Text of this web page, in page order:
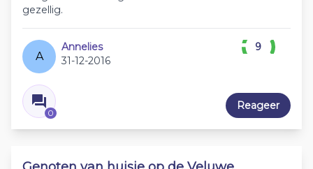
gezellig.
A
Annelies
31-12-2016
0
9
Reageer